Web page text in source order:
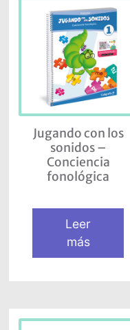
Jugando con los
sonidos –
Conciencia
fonológica
Leer
más